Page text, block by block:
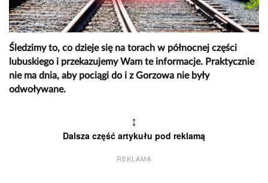
Śledzimy to, co dzieje się na torach w północnej części
lubuskiego i przekazujemy Wam te informacje. Praktycznie
nie ma dnia, aby pociągi do i z Gorzowa nie były
odwoływane.
↕
Dalsza część artykułu pod reklamą
REKLAMA